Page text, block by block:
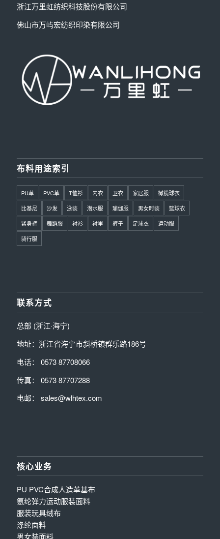
浙江万里虹纺织科技股份有限公司
佛山市万屿宏纺织印染有限公司
布料用途索引
PU革 PVC革 T恤衫 内衣 卫衣 家居服
橄榄球衣
比基尼
沙发 泳装 潜水服 瑜伽服 男女时装
篮球衣
紧身裤
舞蹈服 衬衫 衬里 裤子 足球衣
运动服
骑行服
联系方式
总部 (浙江·海宁)
地址：浙江省海宁市斜桥镇群乐路186号
电话： 0573 87708066
传真： 0573 87707288
电邮： sales@wlhtex.com
核心业务
PU PVC合成人造革基布
氨纶弹力运动服装面料
服装玩具绒布
涤纶面料
男女装面料